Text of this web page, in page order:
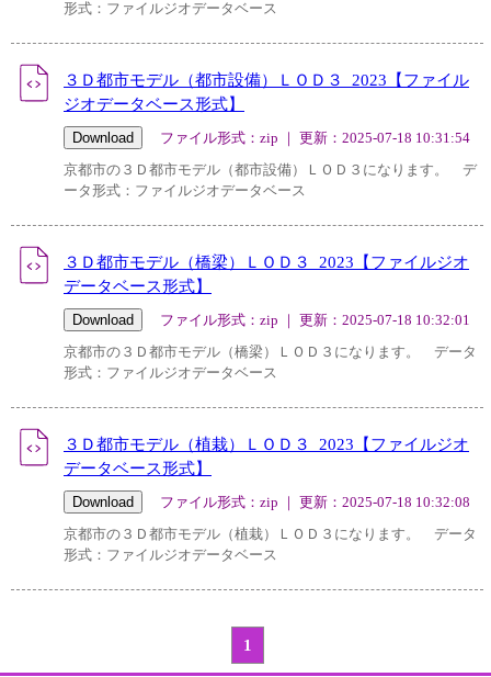
形式：ファイルジオデータベース
３Ｄ都市モデル（都市設備）ＬＯＤ３_2023【ファイル
ジオデータベース形式】
ファイル形式：zip ｜ 更新：2025-07-18 10:31:54
京都市の３Ｄ都市モデル（都市設備）ＬＯＤ３になります。 デ
ータ形式：ファイルジオデータベース
３Ｄ都市モデル（橋梁）ＬＯＤ３_2023【ファイルジオ
データベース形式】
ファイル形式：zip ｜ 更新：2025-07-18 10:32:01
京都市の３Ｄ都市モデル（橋梁）ＬＯＤ３になります。 データ
形式：ファイルジオデータベース
３Ｄ都市モデル（植栽）ＬＯＤ３_2023【ファイルジオ
データベース形式】
ファイル形式：zip ｜ 更新：2025-07-18 10:32:08
京都市の３Ｄ都市モデル（植栽）ＬＯＤ３になります。 データ
形式：ファイルジオデータベース
1